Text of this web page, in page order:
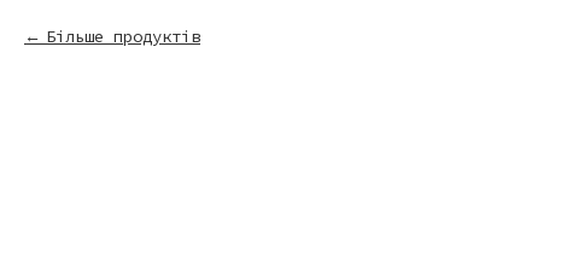
Більше продуктів